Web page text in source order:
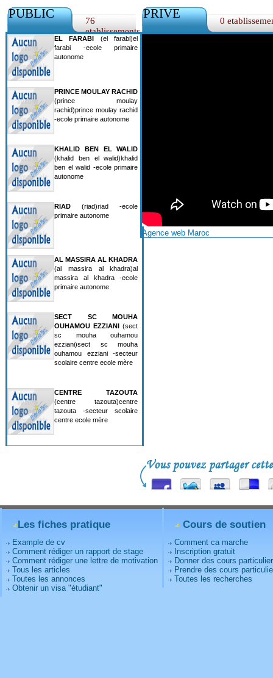
PUBLIC
76
etablissements
EL FARABI (el farabi)el
farabi -ecole primaire
autonome
PRINCE MOULAY RACHID
(prince moulay
rachid)prince moulay rachid
-ecole primaire autonome
KHALID BEN EL WALID
(khalid ben el walid)khalid
ben el walid -ecole primaire
autonome
RIAD (riad)riad -ecole
primaire autonome
AL MASSIRA AL KHADRA
(al massira al khadra)al
massira al khadra -ecole
primaire autonome
SECT SC MOUHA
OUHAMOU EZZIANI (sect
sc mouha ouhamou
ezziani)sect sc mouha
ouhamou ezziani -secteur
scolaire centre ecole mère
CENTRE TAZOUTA
(centre tazouta)centre
tazouta -secteur scolaire
centre ecole mère
PRIVE 0
Agence web Maroc
Les fiches pratique
Example de cv
Comment rédiger un rapport de stage
Comment rédiger une lettre de motivation
Tous les articles
Toutes les annonces
Obtenir un visa "étudiant"
Cours de soutien
Comment ca marche
Inscription gratuit
Donner des cours
Prendre des cours
Toutes les recherches